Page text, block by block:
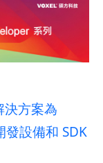
方案為
設備和 SDK